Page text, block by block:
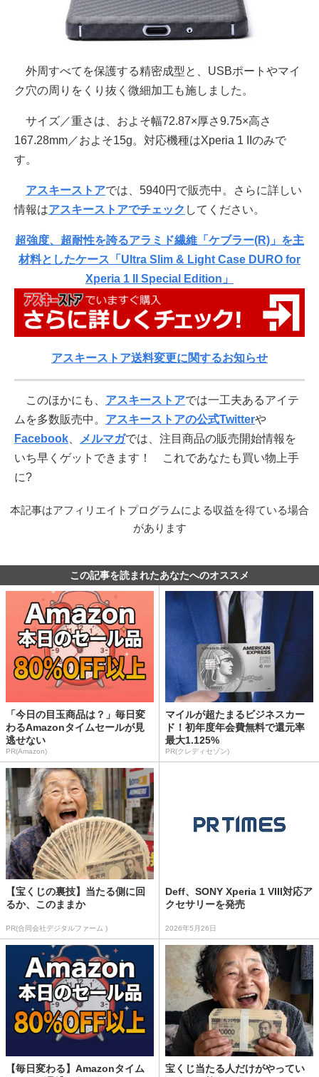
外周すべてを保護する精密成型と、USBポートやマイ
ク穴の周りをくり抜く微細加工も施しました。
サイズ／重さは、およそ幅72.87×厚さ9.75×高さ
167.28mm／およそ15g。対応機種はXperia 1 IIのみで
す。
アスキーストアでは、5940円で販売中。さらに詳しい
情報はアスキーストアでチェック してください。
超強度、超耐性を誇るアラミド繊維「ケブラー(R)」を主
材料としたケース「Ultra Slim & Light Case DURO for
Xperia 1 II Special Edition」
アスキーストア送料変更に関するお知らせ
このほかにも、 アスキーストアでは一工夫あるアイテ
ムを多数販売中。 アスキーストアの公式Twitterや
Facebook
メルマガでは、注目商品の販売開始情報を
いち早くゲットできます！ これであなたも買い物上手
に?
本記事はアフィリエイトプログラムによる収益を得ている場合
があります
この記事を読まれたあなたへのオススメ
「今日の目玉商品は？」毎日変
わるAmazonタイムセールが見
逃せない
PR(Amazon)
マイルが超たまるビジネスカー
ド！初年度年会費無料で還元率
最大1.125%
PR(クレディセゾン)
【宝くじの裏技】当たる側に回
るか、このままか
PR(合同会社デジタルファーム )
Deff、SONY Xperia 1 VIII対応ア
クセサリーを発売
2026年5月26日
【毎日変わる】Amazonタイム
宝くじ当たる人だけがやってい